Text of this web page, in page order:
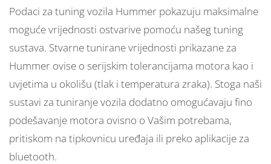
Podaci za tuning vozila Hummer pokazuju maksimalne
moguće vrijednosti ostvarive pomoću našeg tuning
sustava. Stvarne tunirane vrijednosti prikazane za
Hummer ovise o serijskim tolerancijama motora kao i
uvjetima u okolišu (tlak i temperatura zraka). Stoga naši
sustavi za tuniranje vozila dodatno omogućavaju fino
podešavanje motora ovisno o Vašim potrebama,
pritiskom na tipkovnicu uređaja ili preko aplikacije za
bluetooth.